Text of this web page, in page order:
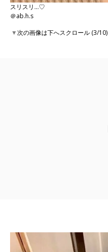
スリスリ…♡
＠ab.h.s
▼次の画像は下へスクロール (3/10)